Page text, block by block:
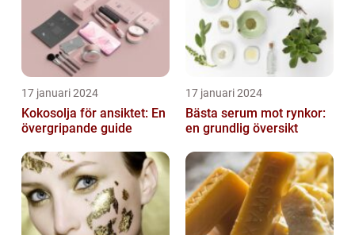
17 januari 2024
Kokosolja för ansiktet: En
övergripande guide
17 januari 2024
Bästa serum mot rynkor:
en grundlig översikt